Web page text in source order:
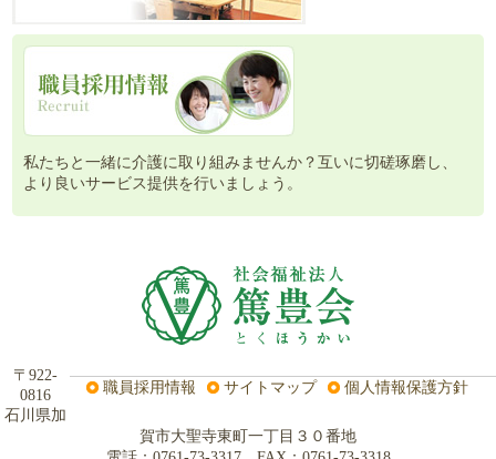
私たちと一緒に介護に取り組みませんか？互いに切磋琢磨し、
より良いサービス提供を行いましょう。
職員採用情報 サイトマップ 個人情報保護方針
〒922-
0816
石川県加
賀市大聖寺東町一丁目３０番地